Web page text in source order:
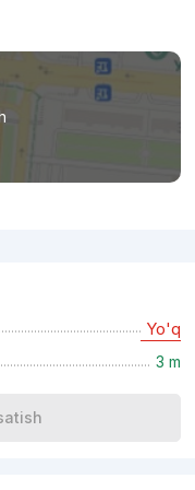
Yo'q
3 m